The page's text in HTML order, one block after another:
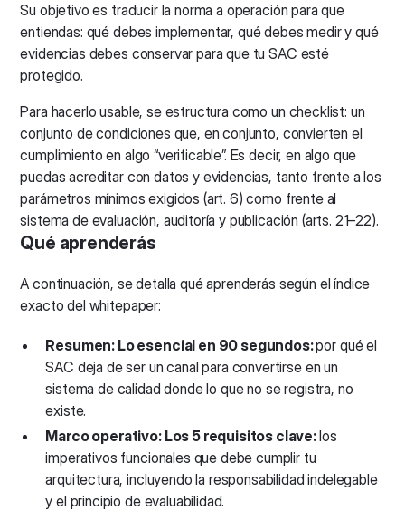
Su objetivo es traducir la norma a operación para que
entiendas: qué debes implementar, qué debes medir y qué
evidencias debes conservar para que tu SAC esté
protegido.
Para hacerlo usable, se estructura como un checklist: un
conjunto de condiciones que, en conjunto, convierten el
cumplimiento en algo “verificable”. Es decir, en algo que
puedas acreditar con datos y evidencias, tanto frente a los
parámetros mínimos exigidos (art. 6) como frente al
sistema de evaluación, auditoría y publicación (arts. 21–22).
Qué aprenderás
A continuación, se detalla qué aprenderás según el índice
exacto del whitepaper:
Resumen: Lo esencial en 90 segundos:por qué el
SAC deja de ser un canal para convertirse en un
sistema de calidad donde lo que no se registra, no
existe.
Marco operativo: Los 5 requisitos clave:los
imperativos funcionales que debe cumplir tu
arquitectura, incluyendo la responsabilidad indelegable
y el principio de evaluabilidad.